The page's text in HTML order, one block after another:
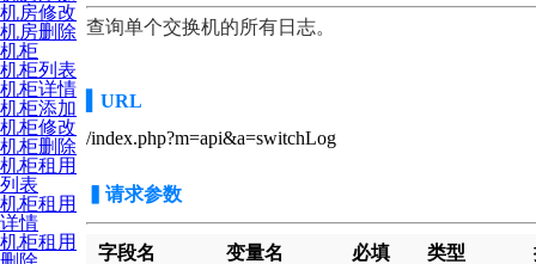
机房修改
机房删除
机柜
机柜列表
机柜详情
机柜添加
机柜修改
机柜删除
机柜租用
列表
机柜租用
详情
机柜租用
查询单个交换机的所有日志。
URL
/index.php?m=api&a=switchLog
▍请求参数
字段名 变量名 必填 类型